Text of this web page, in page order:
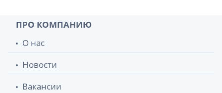
ПРО КОМПАНИЮ
О нас
Новости
Вакансии